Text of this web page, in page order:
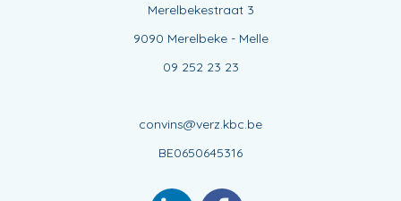
Merelbekestraat 3
9090 Merelbeke - Melle
09 252 23 23
convins@verz.kbc.be
BE0650645316